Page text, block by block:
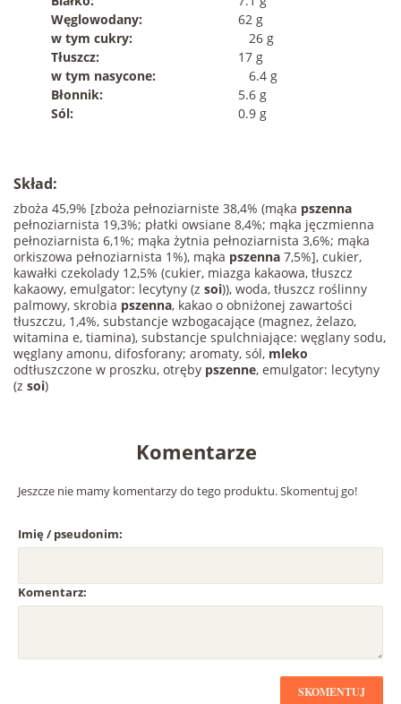
Węglowodany:
62 g
w tym cukry:
26 g
Tłuszcz:
17 g
w tym nasycone:
6.4 g
Błonnik:
5.6 g
Sól:
0.9 g
Skład:
zboża 45,9% [zboża pełnoziarniste 38,4% (mąka pszenna
pełnoziarnista 19,3%; płatki owsiane 8,4%; mąka jęczmienna
pełnoziarnista 6,1%; mąka żytnia pełnoziarnista 3,6%; mąka
orkiszowa pełnoziarnista 1%), mąka pszenna 7,5%], cukier,
kawałki czekolady 12,5% (cukier, miazga kakaowa, tłuszcz
kakaowy, emulgator: lecytyny (z soi)), woda, tłuszcz roślinny
palmowy, skrobia pszenna, kakao o obniżonej zawartości
tłuszczu, 1,4%, substancje wzbogacające (magnez, żelazo,
witamina e, tiamina), substancje spulchniające: węglany sodu,
węglany amonu, difosforany; aromaty, sól, mleko
odtłuszczone w proszku, otręby pszenne, emulgator: lecytyny
(z soi)
Komentarze
Jeszcze nie mamy komentarzy do tego produktu. Skomentuj go!
Imię / pseudonim:
Komentarz:
SKOMENTUJ